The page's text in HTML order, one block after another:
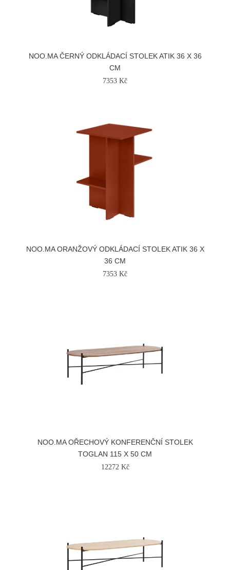
NOO.MA ČERNÝ ODKLÁDACÍ STOLEK ATIK 36 X 36
CM
7353 Kč
NOO.MA ORANŽOVÝ ODKLÁDACÍ STOLEK ATIK 36 X
36 CM
7353 Kč
NOO.MA OŘECHOVÝ KONFERENČNÍ STOLEK
TOGLAN 115 X 50 CM
12272 Kč